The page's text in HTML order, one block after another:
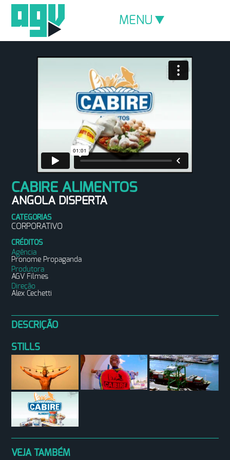
MENU
CABIRE ALIMENTOS
ANGOLA DISPERTA
CATEGORIAS
CORPORATIVO
CRÉDITOS
Agência
Pronome Propaganda
Produtora
AGV Filmes
Direção
Alex Cechetti
DESCRIÇÃO
STILLS
VEJA TAMBÉM